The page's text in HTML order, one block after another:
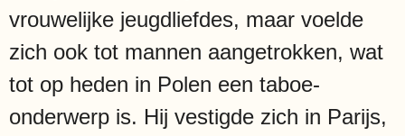
vrouwelijke jeugdliefdes, maar voelde
zich ook tot mannen aangetrokken, wat
tot op heden in Polen een taboe-
onderwerp is. Hij vestigde zich in Parijs,